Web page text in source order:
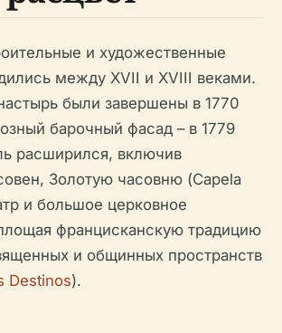
и художественные
между XVII и XVIII веками.
были завершены в 1770
барочный фасад – в 1779
расширился, включив
Золотую часовню (Capela
и большое церковное
францисканскую традицию
и общинных пространств
Destinos).